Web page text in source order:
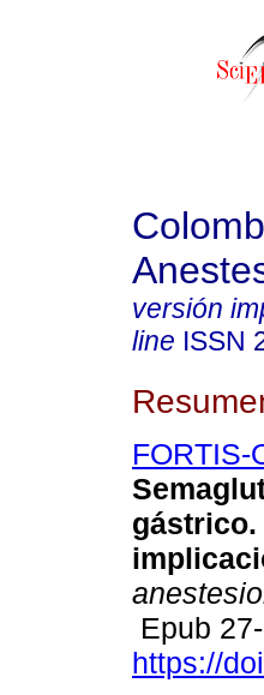
versión
line ISSN
FORTIS-
gástrico.
Epub
https://